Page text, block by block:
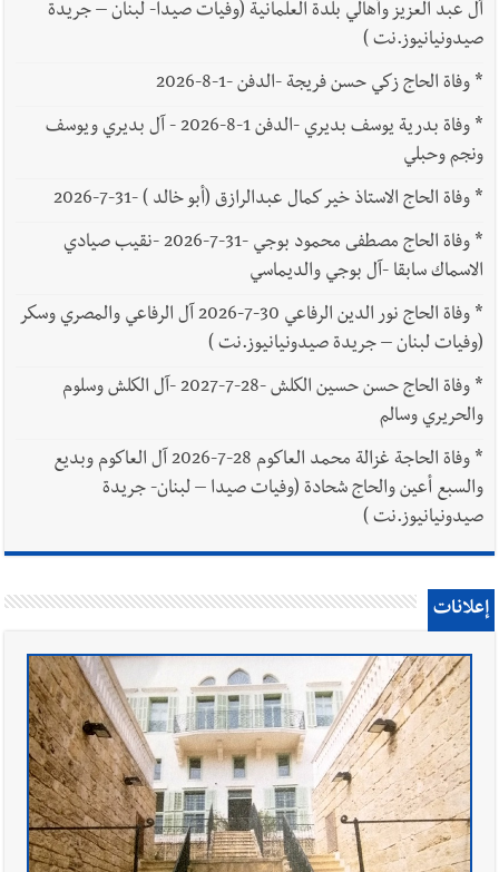
آل عبد العزيز وأهالي بلدة العلمانية (وفيات صيدا- لبنان – جريدة
صيدونيانيوز.نت )
*وفاة الحاج زكي حسن فريجة -الدفن -1-8-2026
*
وفاة بدرية يوسف بديري -الدفن 1-8-2026 - آل بديري ويوسف
ونجم وحبلي
*وفاة الحاج الاستاذ خير كمال عبدالرازق (أبو خالد ) -31-7-2026
*
وفاة الحاج مصطفى محمود بوجي -31-7-2026 -نقيب صيادي
الاسماك سابقا -آل بوجي والديماسي
*
وفاة الحاج نور الدين الرفاعي 30-7-2026 آل الرفاعي والمصري وسكر
(وفيات لبنان – جريدة صيدونيانيوز.نت )
*
وفاة الحاج حسن حسين الكلش -28-7-2027 -آل الكلش وسلوم
والحريري وسالم
*
وفاة الحاجة غزالة محمد العاكوم 28-7-2026 آل العاكوم وبديع
والسبع أعين والحاج شحادة (وفيات صيدا – لبنان- جريدة
صيدونيانيوز.نت )
إعلانات